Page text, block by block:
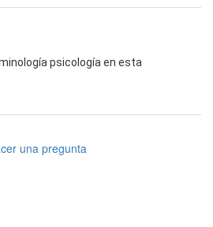
psicología en esta
una pregunta